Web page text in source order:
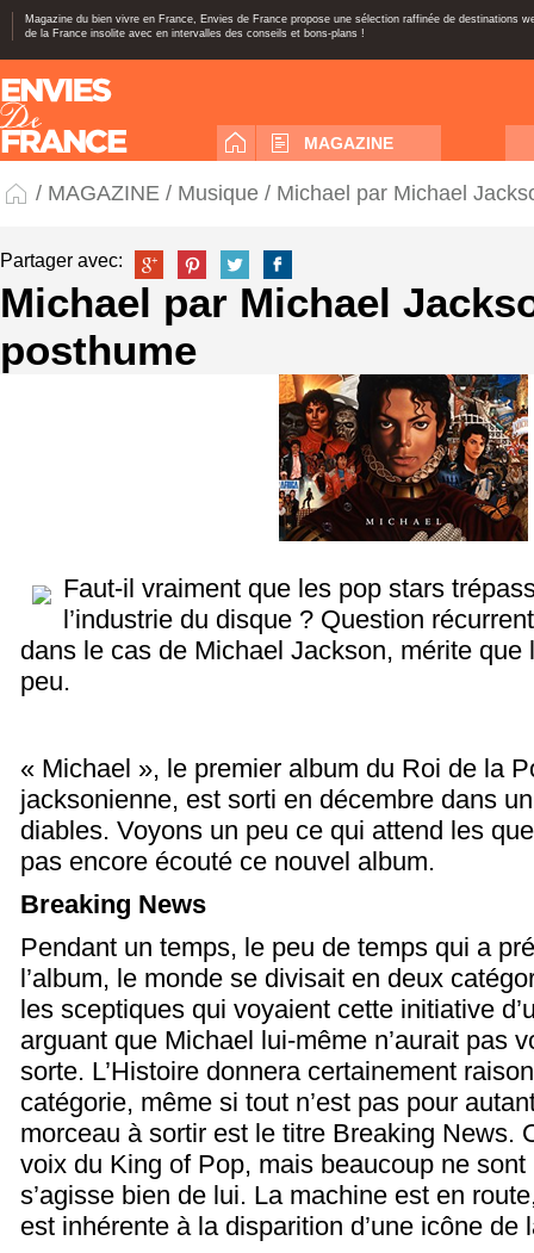
Magazine du bien vivre en France, Envies de France propose une sélection raffinée de destinations
de la France insolite avec en intervalles des conseils et bons-plans !
MAGAZINE
/ MAGAZINE / Musique / Michael par Michael
Partager avec:
Michael par Michael
posthume
Faut-il vraiment que les pop stars
l’industrie du disque ? Question
dans le cas de Michael Jackson, mérite que
peu.
« Michael », le premier album du Roi de la
jacksonienne, est sorti en décembre dans
diables. Voyons un peu ce qui attend les
pas encore écouté ce nouvel album.
Breaking News
Pendant un temps, le peu de temps qui a
l’album, le monde se divisait en deux
les sceptiques qui voyaient cette initiative
arguant que Michael lui-même n’aurait pas
sorte. L’Histoire donnera certainement
catégorie, même si tout n’est pas pour
morceau à sortir est le titre Breaking News.
voix du King of Pop, mais beaucoup ne sont
s’agisse bien de lui. La machine est en
est inhérente à la disparition d’une icône de